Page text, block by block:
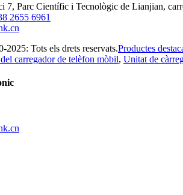
7, Parc Científic i Tecnològic de Lianjian,
2655 6961
Tots els drets reservats.Productes
carregador de telèfon mòbil, Unitat de